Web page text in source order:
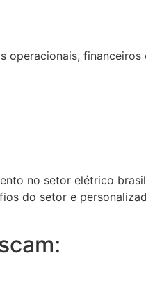
operacionais,
no setor elétrico
do setor e